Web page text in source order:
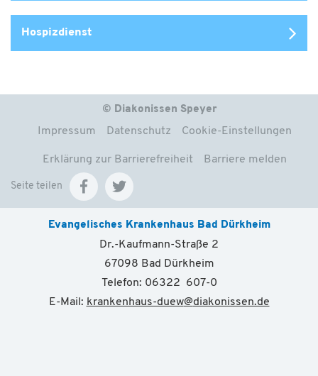
Hospizdienst
© Diakonissen Speyer
Impressum Datenschutz Cookie-Einstellungen
Erklärung zur Barrierefreiheit Barriere melden
Seite teilen
Evangelisches Krankenhaus Bad Dürkheim
Dr.-Kaufmann-Straße 2
67098 Bad Dürkheim
Telefon: 06322 607-0
E-Mail: krankenhaus-duew@diakonissen.de